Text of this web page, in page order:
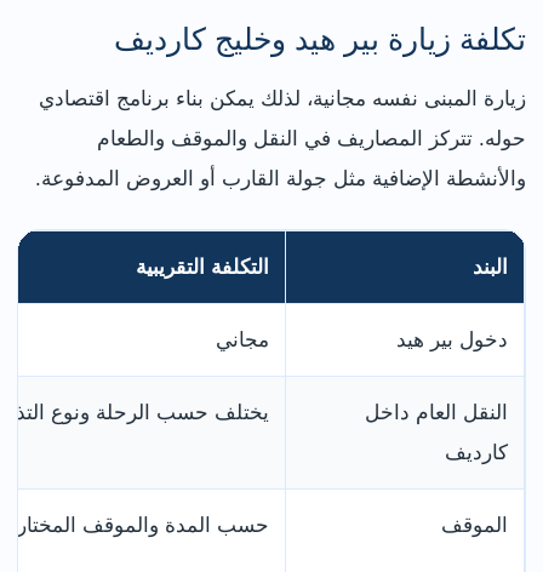
تكلفة زيارة بير هيد وخليج كارديف
زيارة المبنى نفسه مجانية، لذلك يمكن بناء برنامج اقتصادي
حوله. تتركز المصاريف في النقل والموقف والطعام
والأنشطة الإضافية مثل جولة القارب أو العروض المدفوعة.
البند التكلفة التقريبية
دخول بير هيد مجاني
النقل العام داخل
كارديف
يختلف حسب الرحلة ونوع
الموقف حسب المدة والموقف المختار